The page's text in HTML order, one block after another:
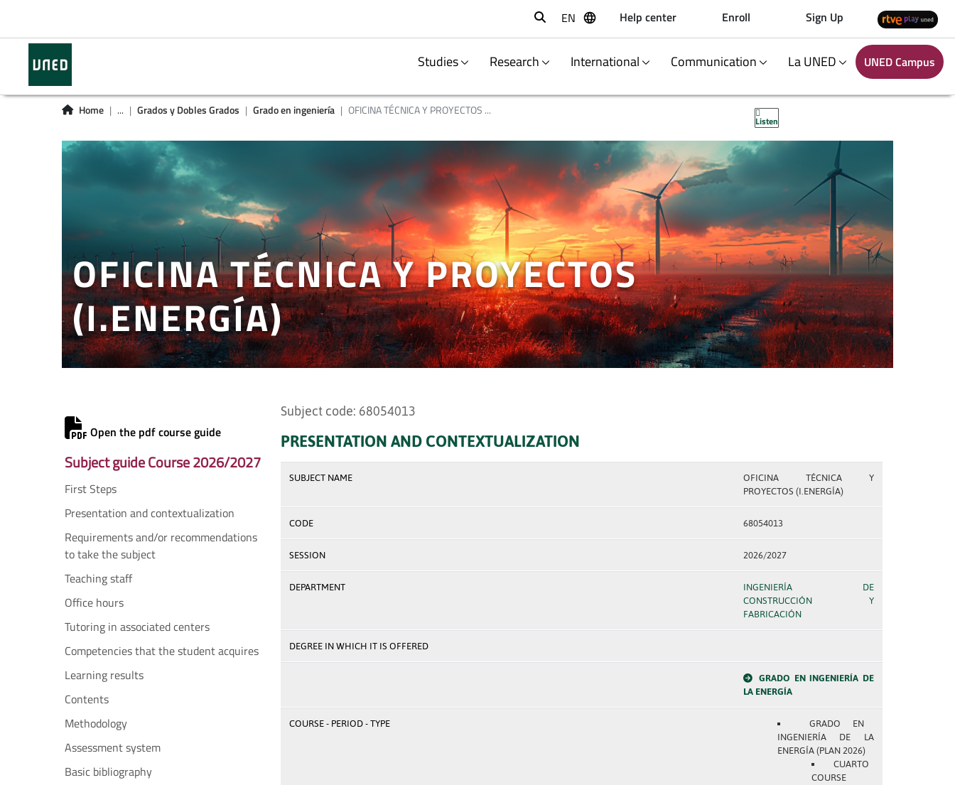
Buscar
EN Help center Enroll Sign Up
Studies Research International Communication La UNED UNED Campus
Home ... Grados y Dobles Grados Grado en ingeniería OFICINA TÉCNICA Y PROYECTOS ...
Listen
OFICINA TÉCNICA Y PROYECTOS
(I.ENERGÍA)
Open the pdf course guide
Subject guide Course 2026/2027
First Steps
Presentation and contextualization
Requirements and/or recommendations
to take the subject
Teaching staff
Office hours
Tutoring in associated centers
Competencies that the student acquires
Learning results
Contents
Methodology
Assessment system
Basic bibliography
Subject code: 68054013
PRESENTATION AND CONTEXTUALIZATION
SUBJECT NAME
OFICINA TÉCNICA Y
PROYECTOS (I.ENERGÍA)
CODE 68054013
SESSION 2026/2027
DEPARTMENT
INGENIERÍA DE
CONSTRUCCIÓN Y
FABRICACIÓN
DEGREE IN WHICH IT IS OFFERED
GRADO EN INGENIERÍA DE
LA ENERGÍA
COURSE - PERIOD - TYPE
GRADO EN
INGENIERÍA DE LA
ENERGÍA (PLAN 2026)
CUARTO
COURSE